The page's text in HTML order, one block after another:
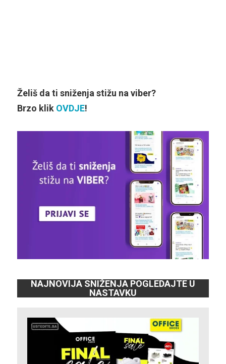
Želiš da ti sniženja stižu na viber?
Brzo klik OVDJE!
NAJNOVIJA SNIŽENJA POGLEDAJTE U
NASTAVKU